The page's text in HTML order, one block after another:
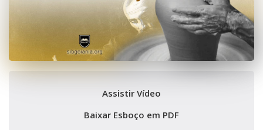
Assistir Vídeo
Baixar Esboço em PDF